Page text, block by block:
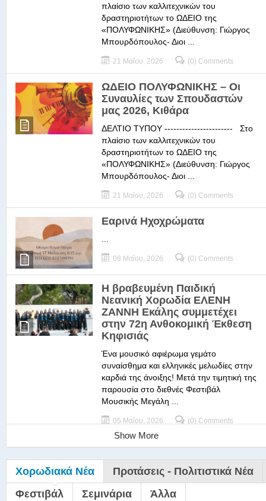
πλαίσιο των καλλιτεχνικών του
δραστηριοτήτων το ΩΔΕΙΟ της
«ΠΟΛΥΦΩΝΙΚΗΣ» (Διεύθυνση: Γιώργος
Μπουρδόπουλος- Διοι ...
21 Μαΐου, 2026 (0) Comments
ΩΔΕΙΟ ΠΟΛΥΦΩΝΙΚΗΣ – Οι
Συναυλίες των Σπουδαστών
μας 2026, Κιθάρα
ΔΕΛΤΙΟ ΤΥΠΟΥ ----------------------- Στο
πλαίσιο των καλλιτεχνικών του
δραστηριοτήτων το ΩΔΕΙΟ της
«ΠΟΛΥΦΩΝΙΚΗΣ» (Διεύθυνση: Γιώργος
Μπουρδόπουλος- Διοι ...
21 Μαΐου, 2026 (0) Comments
Εαρινά Ηχοχρώματα
08 Μαΐου, 2026 (0) Comments
Η βραβευμένη Παιδική
Νεανική Χορωδία ΕΛΕΝΗ
ΖΑΝΝΗ Εκάλης συμμετέχει
στην 72η Ανθοκομική Έκθεση
Κηφισιάς
Ένα μουσικό αφιέρωμα γεμάτο
συναίσθημα και ελληνικές μελωδίες στην
καρδιά της άνοιξης! Μετά την τιμητική της
παρουσία στο διεθνές Φεστιβάλ
Μουσικής Μεγάλη ...
05 Μαΐου, 2026 (0) Comments
Show More
Χορωδιακά Νέα
Προτάσεις - Πολιτιστικά Νέα
Φεστιβάλ
Σεμινάρια Άλλα